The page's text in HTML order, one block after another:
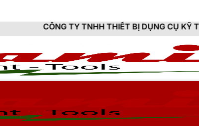
BỊ DỤNG CỤ KỸ THUẬT HITAMI - CUNG CẤP